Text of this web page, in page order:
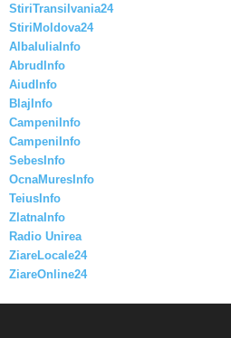
StiriTransilvania24
StiriMoldova24
AlbaIuliaInfo
AbrudInfo
AiudInfo
BlajInfo
CampeniInfo
CampeniInfo
SebesInfo
OcnaMuresInfo
TeiusInfo
ZlatnaInfo
Radio Unirea
ZiareLocale24
ZiareOnline24